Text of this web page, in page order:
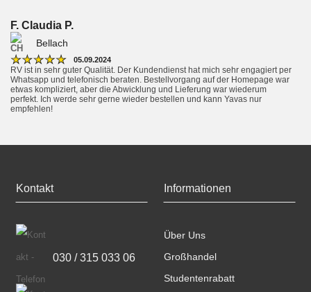
F. Claudia P.
Bellach
★ ★ ★ ★ ★ 05.09.2024
RV ist in sehr guter Qualität. Der Kundendienst hat mich sehr engagiert per
Whatsapp und telefonisch beraten. Bestellvorgang auf der Homepage war
etwas kompliziert, aber die Abwicklung und Lieferung war wiederum
perfekt. Ich werde sehr gerne wieder bestellen und kann Yavas nur
empfehlen!
Kontakt
030 / 315 033 06
Informationen
Über Uns
Großhandel
Studentenrabatt